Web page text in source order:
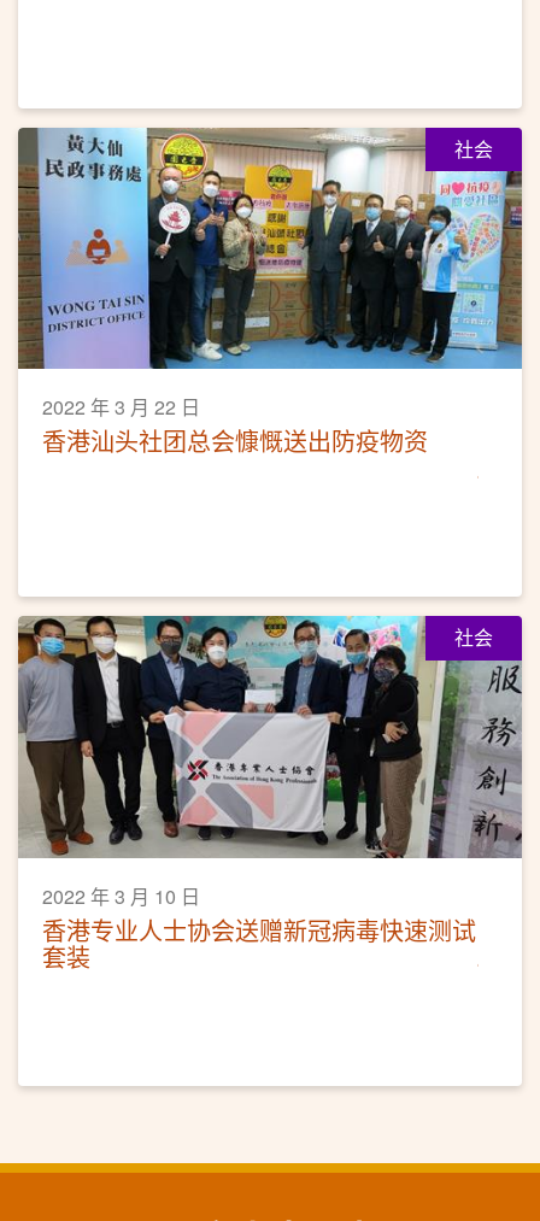
社会
2022 年 3 月 22 日
香港汕头社团总会慷慨送出防疫物资
社会
2022 年 3 月 10 日
香港专业人士协会送赠新冠病毒快速测试
套装